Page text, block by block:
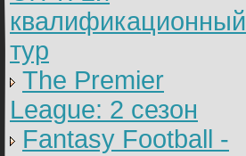
квалификационный
тур
The Premier
League: 2 cезон
Fantasy Football -